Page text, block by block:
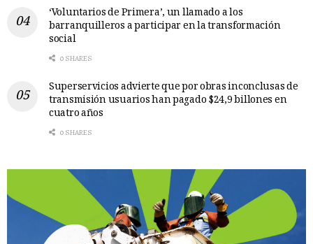
‘Voluntarios de Primera’, un llamado a los
barranquilleros a participar en la transformación
social
0 SHARES
Superservicios advierte que por obras inconclusas de
transmisión usuarios han pagado $24,9 billones en
cuatro años
0 SHARES